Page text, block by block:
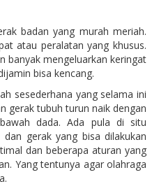
badan yang murah meriah.
atau peralatan yang khusus.
banyak mengeluarkan keringat
bisa kencang.
sesederhana yang selama ini
gerak tubuh turun naik dengan
dada. Ada pula di situ
gerak yang bisa dilakukan
dan beberapa aturan yang
Yang tentunya agar olahraga